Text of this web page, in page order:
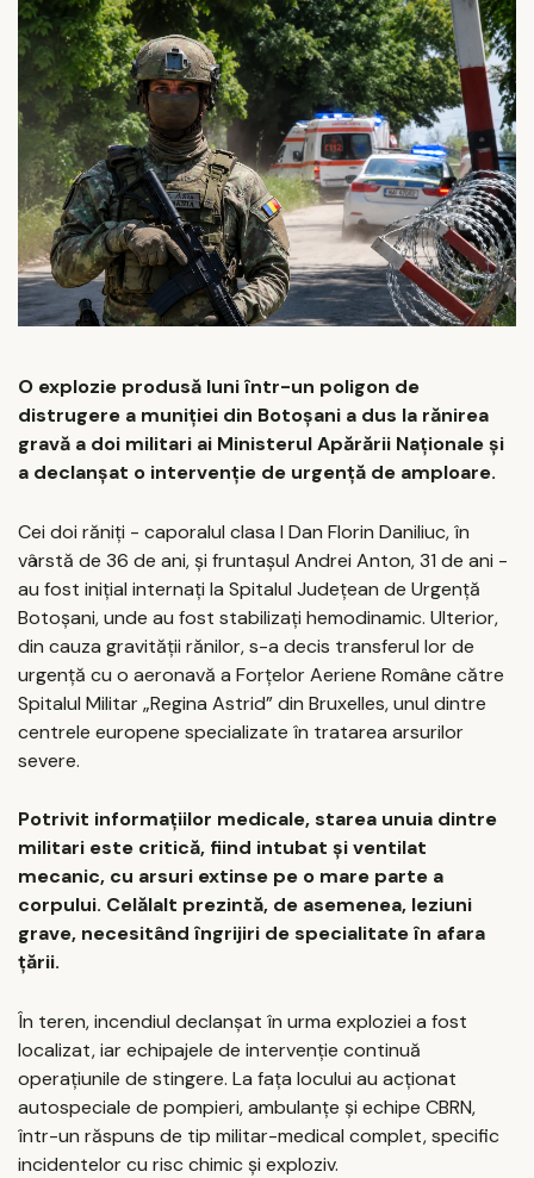
O explozie produsă luni într-un poligon de
distrugere a muniției din Botoșani a dus la rănirea
gravă a doi militari ai Ministerul Apărării Naționale și
a declanșat o intervenție de urgență de amploare.
Cei doi răniți - caporalul clasa I Dan Florin Daniliuc, în
vârstă de 36 de ani, și fruntașul Andrei Anton, 31 de ani -
au fost inițial internați la Spitalul Județean de Urgență
Botoșani, unde au fost stabilizați hemodinamic. Ulterior,
din cauza gravității rănilor, s-a decis transferul lor de
urgență cu o aeronavă a Forțelor Aeriene Române către
Spitalul Militar „Regina Astrid” din Bruxelles, unul dintre
centrele europene specializate în tratarea arsurilor
severe.
Potrivit informațiilor medicale, starea unuia dintre
militari este critică, fiind intubat și ventilat
mecanic, cu arsuri extinse pe o mare parte a
corpului. Celălalt prezintă, de asemenea, leziuni
grave, necesitând îngrijiri de specialitate în afara
țării.
În teren, incendiul declanșat în urma exploziei a fost
localizat, iar echipajele de intervenție continuă
operațiunile de stingere. La fața locului au acționat
autospeciale de pompieri, ambulanțe și echipe CBRN,
într-un răspuns de tip militar-medical complet, specific
incidentelor cu risc chimic și exploziv.